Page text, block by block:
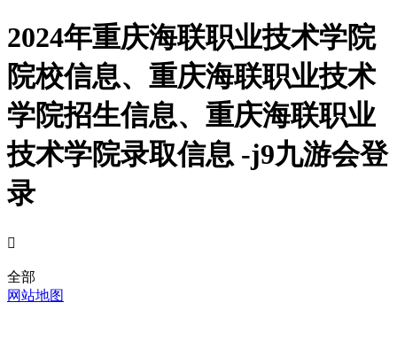
2024年重庆海联职业技术学院
院校信息、重庆海联职业技术
学院招生信息、重庆海联职业
技术学院录取信息 -j9九游会登
录

全部
网站地图